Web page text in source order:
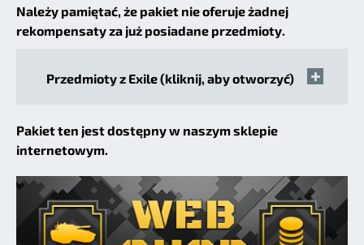
Należy pamiętać, że pakiet nie oferuje żadnej
rekompensaty za już posiadane przedmioty.
Przedmioty z Exile (kliknij, aby otworzyć)
Pakiet ten jest dostępny w naszym sklepie
internetowym.